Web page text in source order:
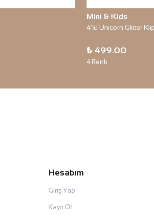
Mini & Kids
4'lü Unicorn Glitter
₺ 499.00
4 Renk
Hesabım
Giriş Yap
Kayıt Ol